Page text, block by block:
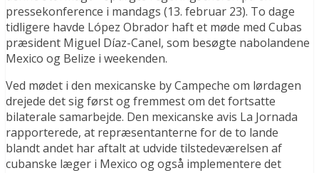
pressekonference i mandags (13. februar 23). To dage
tidligere havde López Obrador haft et møde med Cubas
præsident Miguel Díaz-Canel, som besøgte nabolandene
Mexico og Belize i weekenden.
Ved mødet i den mexicanske by Campeche om lørdagen
drejede det sig først og fremmest om det fortsatte
bilaterale samarbejde. Den mexicanske avis La Jornada
rapporterede, at repræsentanterne for de to lande
blandt andet har aftalt at udvide tilstedeværelsen af
cubanske læger i Mexico og også implementere det